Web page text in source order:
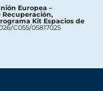
Europea –
Recuperación,
Kit Espacios de
C055/05817025